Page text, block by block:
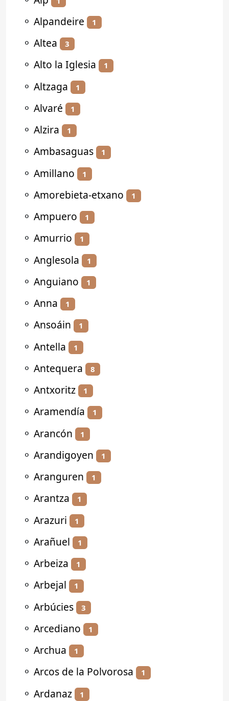
⚬ Alpandeire 1
⚬ Altea 3
⚬ Alto la Iglesia 1
⚬ Altzaga 1
⚬ Alvaré 1
⚬ Alzira 1
⚬ Ambasaguas 1
⚬ Amillano 1
⚬ Amorebieta-etxano 1
⚬ Ampuero 1
⚬ Amurrio 1
⚬ Anglesola 1
⚬ Anguiano 1
⚬ Anna 1
⚬ Ansoáin 1
⚬ Antella 1
⚬ Antequera 8
⚬ Antxoritz 1
⚬ Aramendía 1
⚬ Arancón 1
⚬ Arandigoyen 1
⚬ Aranguren 1
⚬ Arantza 1
⚬ Arazuri 1
⚬ Arañuel 1
⚬ Arbeiza 1
⚬ Arbejal 1
⚬ Arbúcies 3
⚬ Arcediano 1
⚬ Archua 1
⚬ Arcos de la Polvorosa 1
⚬ Ardanaz 1